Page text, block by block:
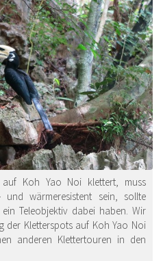
Koh Yao Noi klettert, muss
und wärmeresistent sein, sollte
Teleobjektiv dabei haben. Wir
der Kletterspots auf Koh Yao Noi
anderen Klettertouren in den